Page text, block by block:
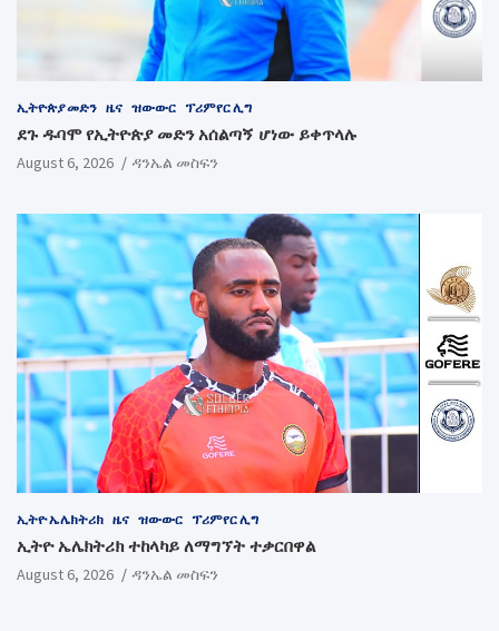
ኢትዮጵያ መድን ዜና ዝውውር ፕሪምየር ሊግ
ደጉ ዱባሞ የኢትዮጵያ መድን አሰልጣኝ ሆነው ይቀጥላሉ
August 6, 2026 ዳንኤል መስፍን
ኢትዮ ኤሌክትሪክ ዜና ዝውውር ፕሪምየር ሊግ
ኢትዮ ኤሌክትሪክ ተከላካይ ለማግኘት ተቃርበዋል
August 6, 2026 ዳንኤል መስፍን